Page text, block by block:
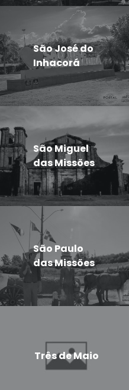
São José do
Inhacorá
São Miguel
das Missões
São Paulo
das Missões
Três de Maio